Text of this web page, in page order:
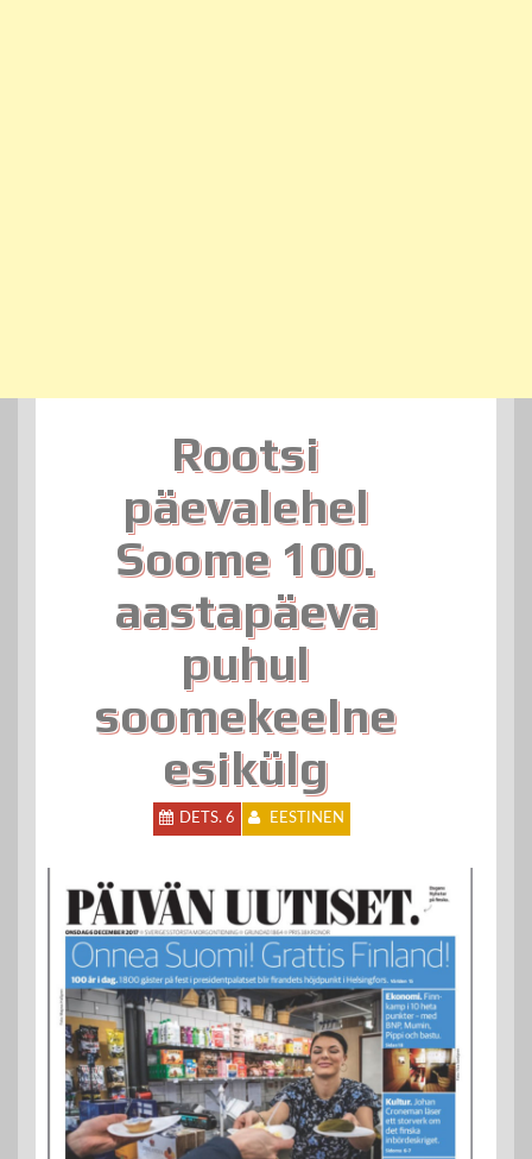
Rootsi
päevalehel
Soome 100.
aastapäeva
puhul
soomekeelne
esikülg
DETS. 6 EESTINEN